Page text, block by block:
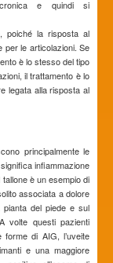
cronica e quindi si
poiché la risposta al
per le articolazioni. Se
è lo stesso del tipo
il trattamento è lo
legata alla risposta al
principalmente le
infiammazione
è un esempio di
associata a dolore
pianta del piede e sul
volte questi pazienti
di AIG, l’uveite
e una maggiore